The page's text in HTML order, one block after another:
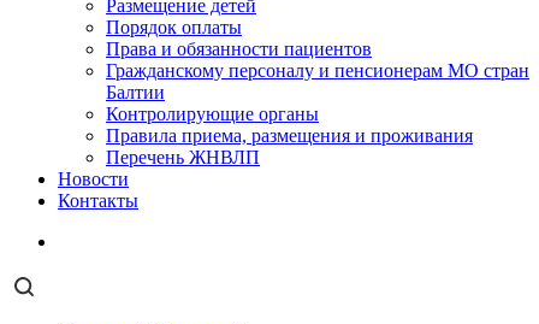
Размещение детей
Порядок оплаты
Права и обязанности пациентов
Гражданскому персоналу и пенсионерам МО стран
Балтии
Контролирующие органы
Правила приема, размещения и проживания
Перечень ЖНВЛП
Новости
Контакты